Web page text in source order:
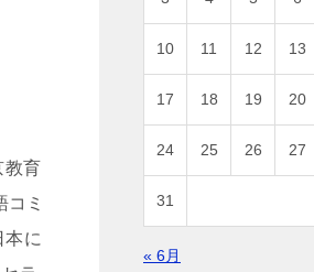
教育
ミ
本に
10 11 12 13
17 18 19 20
24 25 26 27
31
« 6月